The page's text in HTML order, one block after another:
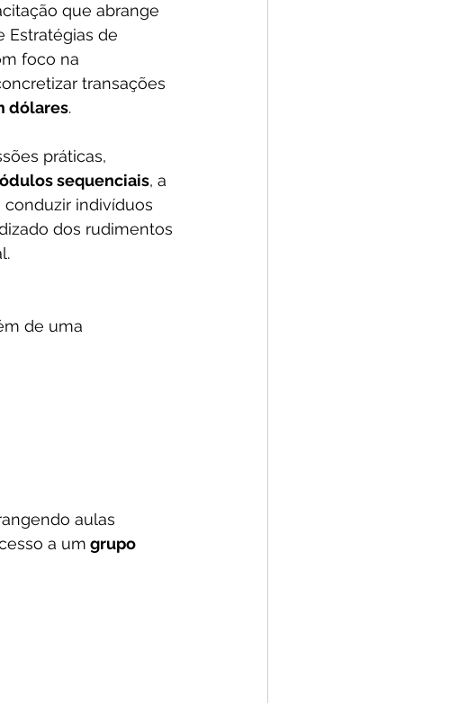
que abrange
Estratégias de
foco na
transações
dólares.
práticas,
sequenciais, a
indivíduos
dos rudimentos
de uma
aulas
a um grupo